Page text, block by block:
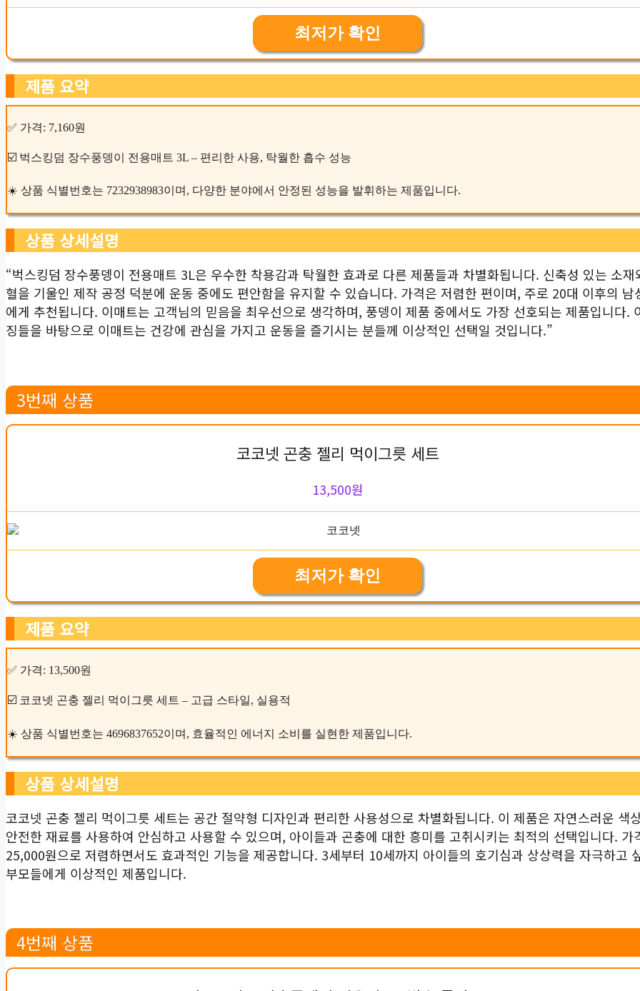
최저가 확인
제품 요약
✅ 가격: 7,160원
☑️ 벅스킹덤 장수풍뎅이 전용매트 3L – 편리한 사용, 탁월한 흡수 성능
☀️ 상품 식별번호는 7232938983이며, 다양한 분야에서 안정된 성능을 발휘하는 제품입니다.
상품 상세설명
“벅스킹덤 장수풍뎅이 전용매트 3L은 우수한 착용감과 탁월한 효과로 다른 제품들과 차별화됩니다. 신축성 있는 소재
혈을 기울인 제작 공정 덕분에 운동 중에도 편안함을 유지할 수 있습니다. 가격은 저렴한 편이며, 주로 20대 이후의 남
에게 추천됩니다. 이매트는 고객님의 믿음을 최우선으로 생각하며, 풍뎅이 제품 중에서도 가장 선호되는 제품입니다.
징들을 바탕으로 이매트는 건강에 관심을 가지고 운동을 즐기시는 분들께 이상적인 선택일 것입니다.”
3번째 상품
코코넷 곤충 젤리 먹이그릇 세트
13,500원
최저가 확인
제품 요약
✅ 가격: 13,500원
☑️ 코코넷 곤충 젤리 먹이그릇 세트 – 고급 스타일, 실용적
☀️ 상품 식별번호는 4696837652이며, 효율적인 에너지 소비를 실현한 제품입니다.
상품 상세설명
코코넷 곤충 젤리 먹이그릇 세트는 공간 절약형 디자인과 편리한 사용성으로 차별화됩니다. 이 제품은 자연스러운 색
안전한 재료를 사용하여 안심하고 사용할 수 있으며, 아이들과 곤충에 대한 흥미를 고취시키는 최적의 선택입니다. 가
25,000원으로 저렴하면서도 효과적인 기능을 제공합니다. 3세부터 10세까지 아이들의 호기심과 상상력을 자극하고
부모들에게 이상적인 제품입니다.
4번째 상품